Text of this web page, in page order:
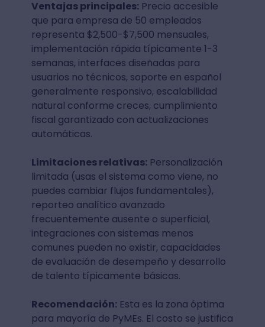
Ventajas principales:Precio accesible
que para empresa de 50 empleados
representa $2,500-$7,500 mensuales,
implementación rápida típicamente 1-3
semanas, interfaces diseñadas para
usuarios no técnicos, soporte en español
generalmente responsivo, escalabilidad
natural conforme creces, cumplimiento
fiscal garantizado con actualizaciones
automáticas.
Limitaciones relativas:Personalización
limitada (usas el sistema como viene, no
puedes cambiar flujos fundamentales),
reporteo analítico avanzado
frecuentemente ausente o superficial,
integraciones con sistemas menos
comunes pueden no existir, capacidades
de evaluación de desempeño y desarrollo
de talento típicamente básicas.
Recomendación:Esta es la zona óptima
para mayoría de PyMEs. El costo se justifica